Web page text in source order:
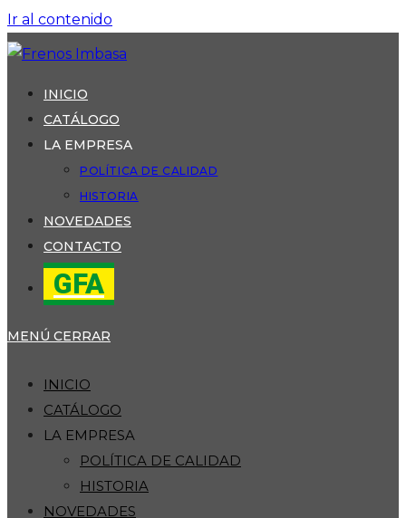
Ir al contenido
INICIO
CATÁLOGO
LA EMPRESA
POLÍTICA DE CALIDAD
HISTORIA
NOVEDADES
CONTACTO
GFA
MENÚ CERRAR
INICIO
CATÁLOGO
LA EMPRESA
POLÍTICA DE CALIDAD
HISTORIA
NOVEDADES